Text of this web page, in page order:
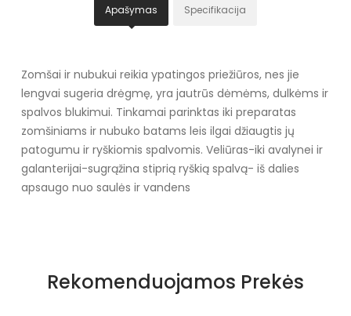
Apašymas Specifikacija
Zomšai ir nubukui reikia ypatingos priežiūros, nes jie
lengvai sugeria drėgmę, yra jautrūs dėmėms, dulkėms ir
spalvos blukimui. Tinkamai parinktas iki preparatas
zomšiniams ir nubuko batams leis ilgai džiaugtis jų
patogumu ir ryškiomis spalvomis. Veliūras-iki avalynei ir
galanterijai-sugrąžina stiprią ryškią spalvą- iš dalies
apsaugo nuo saulės ir vandens
Rekomenduojamos Prekės